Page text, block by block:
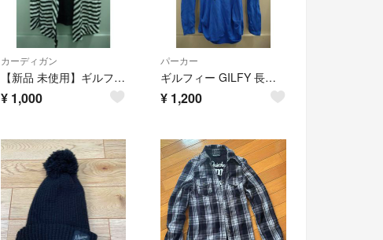
カーディガン
【新品 未使用】ギルフィー ボーダー 長袖 トッパー カーディガン
¥ 1,000
パーカー
ギルフィー GILFY 長袖 プルオーバー フーディー パーカー
¥ 1,200